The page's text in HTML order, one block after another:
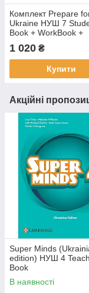
Комплект Prepare
Ukraine НУШ 7
Book + WorkBook +
Grammar (оригінал)
1 020 ₴
Купити
Акційні
Super Minds
edition) НУШ 4
Book
В наявності